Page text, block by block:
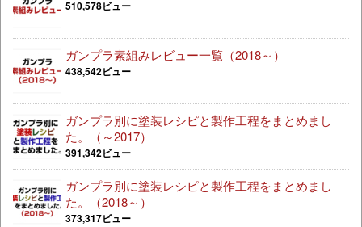
510,578ビュー
ガンプラ素組みレビュー一覧（2018～）
438,542ビュー
ガンプラ別に塗装レシピと製作工程をまとめまし
た。（～2017）
391,342ビュー
ガンプラ別に塗装レシピと製作工程をまとめまし
た。（2018～）
373,317ビュー